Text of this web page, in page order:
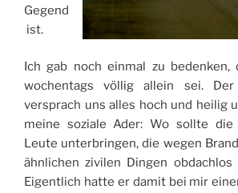
Gegend
ist.
Ich gab noch einmal zu bedenken,
wochentags völlig allein sei. Der
versprach uns alles hoch und heilig
meine soziale Ader: Wo sollte die
Leute unterbringen, die wegen
ähnlichen zivilen Dingen obdachlos
Eigentlich hatte er damit bei mir